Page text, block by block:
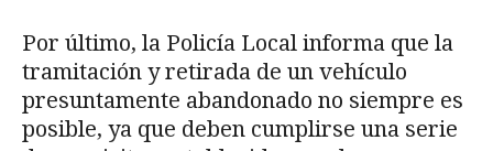
Por último, la Policía Local informa que la
tramitación y retirada de un vehículo
presuntamente abandonado no siempre es
posible, ya que deben cumplirse una serie